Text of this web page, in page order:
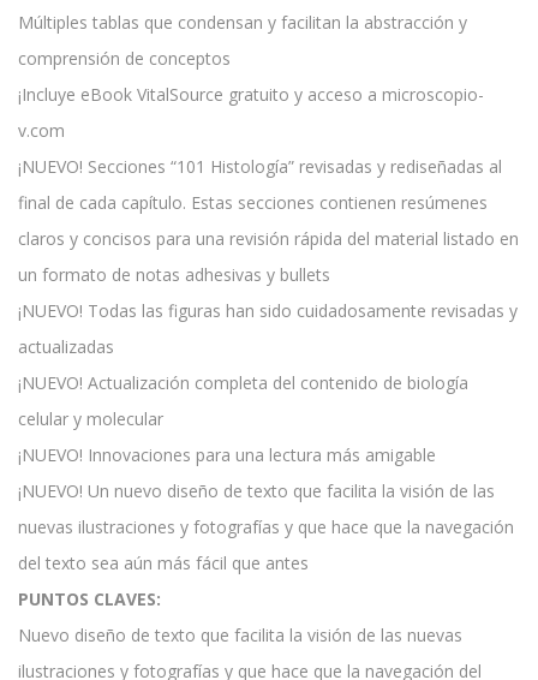
Múltiples tablas que condensan y facilitan la abstracción y
comprensión de conceptos
¡Incluye eBook VitalSource gratuito y acceso a microscopio-
v.com
¡NUEVO! Secciones “101 Histología” revisadas y rediseñadas al
final de cada capítulo. Estas secciones contienen resúmenes
claros y concisos para una revisión rápida del material listado en
un formato de notas adhesivas y bullets
¡NUEVO! Todas las figuras han sido cuidadosamente revisadas y
actualizadas
¡NUEVO! Actualización completa del contenido de biología
celular y molecular
¡NUEVO! Innovaciones para una lectura más amigable
¡NUEVO! Un nuevo diseño de texto que facilita la visión de las
nuevas ilustraciones y fotografías y que hace que la navegación
del texto sea aún más fácil que antes
PUNTOS CLAVES:
Nuevo diseño de texto que facilita la visión de las nuevas
ilustraciones y fotografías y que hace que la navegación del